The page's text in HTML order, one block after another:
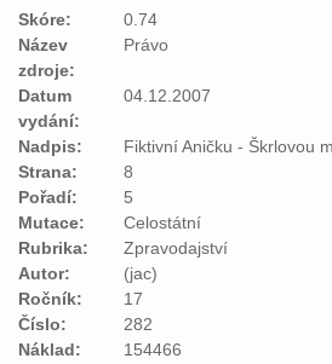
Skóre:
0.74
Název
zdroje:
Právo
Datum
vydání:
04.12.2007
Nadpis:
Fiktivní Aničku - Škrlovou
Strana:
8
Pořadí:
5
Mutace:
Celostátní
Rubrika:
Zpravodajství
Autor:
(jac)
Ročník:
17
Číslo:
282
Náklad:
154466